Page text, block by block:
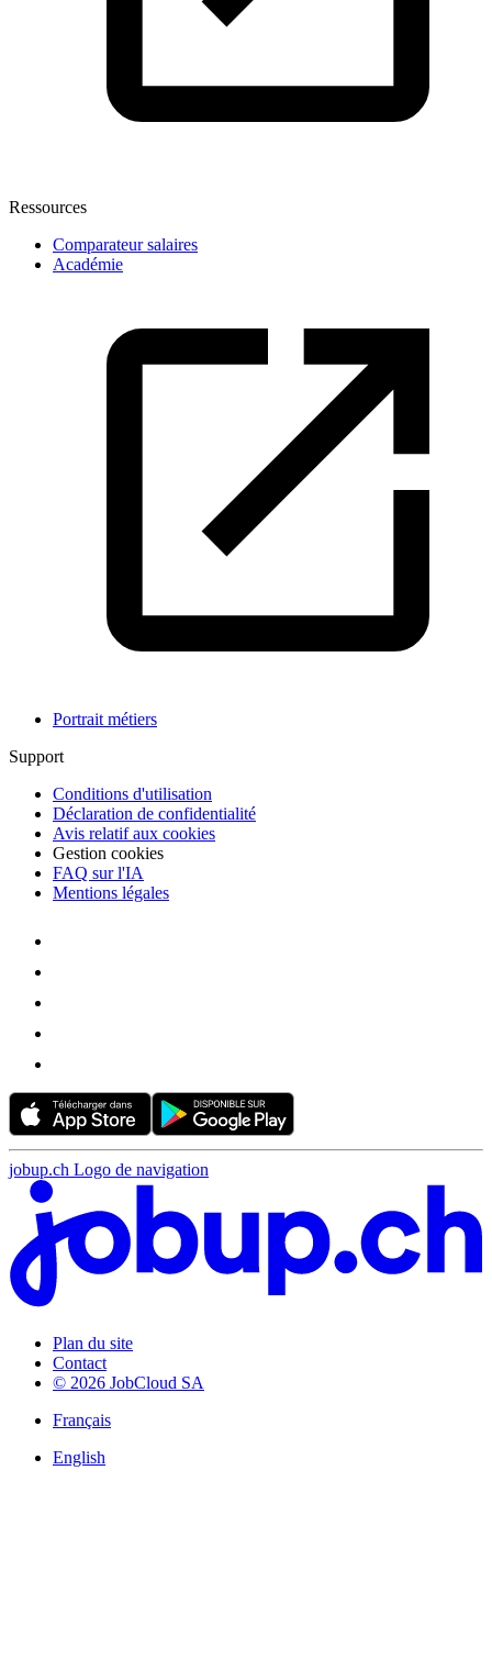
Ressources
Comparateur salaires
Académie
Portrait métiers
Support
Conditions d'utilisation
Déclaration de confidentialité
Avis relatif aux cookies
Gestion cookies
FAQ sur l'IA
Mentions légales
jobup.ch Logo de navigation
Plan du site
Contact
© 2026 JobCloud SA
Français
English